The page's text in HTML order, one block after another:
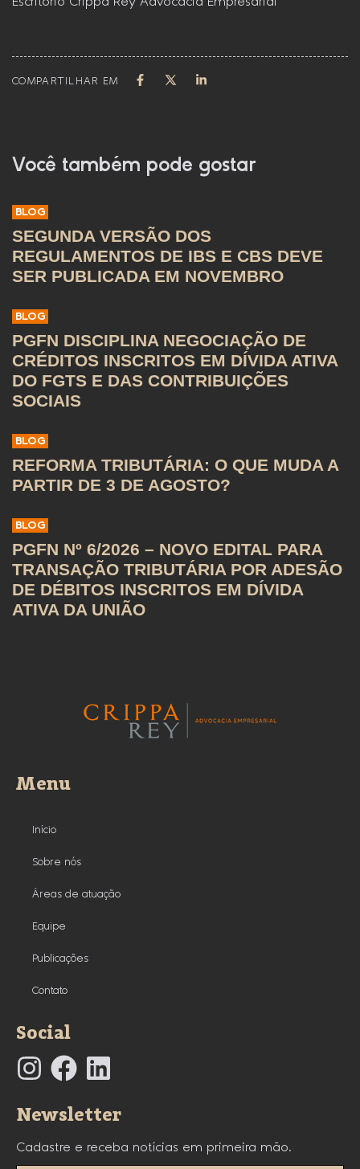
COMPARTILHAR EM
Você também pode gostar
BLOG
SEGUNDA VERSÃO DOS
REGULAMENTOS DE IBS E CBS DEVE
SER PUBLICADA EM NOVEMBRO
BLOG
PGFN DISCIPLINA NEGOCIAÇÃO DE
CRÉDITOS INSCRITOS EM DÍVIDA ATIVA
DO FGTS E DAS CONTRIBUIÇÕES
SOCIAIS
BLOG
REFORMA TRIBUTÁRIA: O QUE MUDA A
PARTIR DE 3 DE AGOSTO?
BLOG
PGFN Nº 6/2026 – NOVO EDITAL PARA
TRANSAÇÃO TRIBUTÁRIA POR ADESÃO
DE DÉBITOS INSCRITOS EM DÍVIDA
ATIVA DA UNIÃO
Menu
Início
Sobre nós
Áreas de atuação
Equipe
Publicações
Contato
Social
Newsletter
Cadastre e receba notícias em primeira mão.